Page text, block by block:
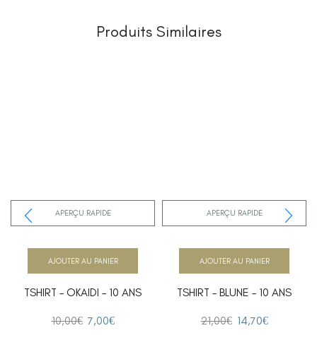
Produits Similaires
APERÇU RAPIDE
TSHIRT – OKAIDI – 10 ANS
10,00€ 7,00€
AJOUTER AU PANIER
APERÇU RAPIDE
TSHIRT – BLUNE – 10 ANS
21,00€ 14,70€
AJOUTER AU PANIER